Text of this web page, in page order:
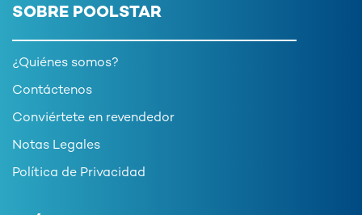
SOBRE POOLSTAR
¿Quiénes somos?
Contáctenos
Conviértete en revendedor
Notas Legales
Política de Privacidad